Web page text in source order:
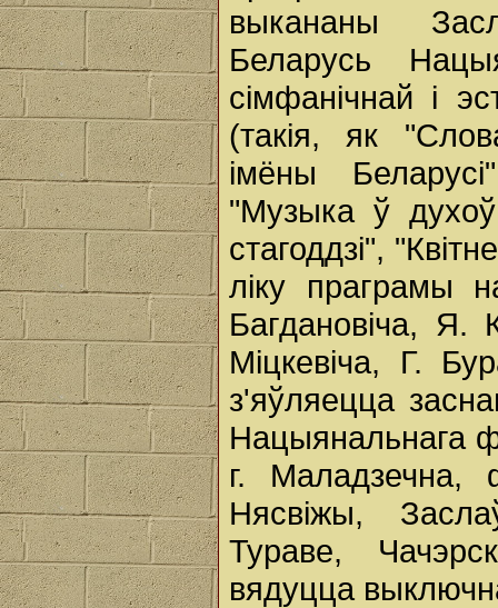
выкананы
Беларусь
сімфанічнай і
(такія, як
імёны
"Музыка ў
стагоддзі",
ліку праграмы
Багдановіча,
Міцкевіча, Г.
з'яўляецца
Нацыянальнага
г. Маладзечна,
Нясвіжы,
Тураве,
вядуцца